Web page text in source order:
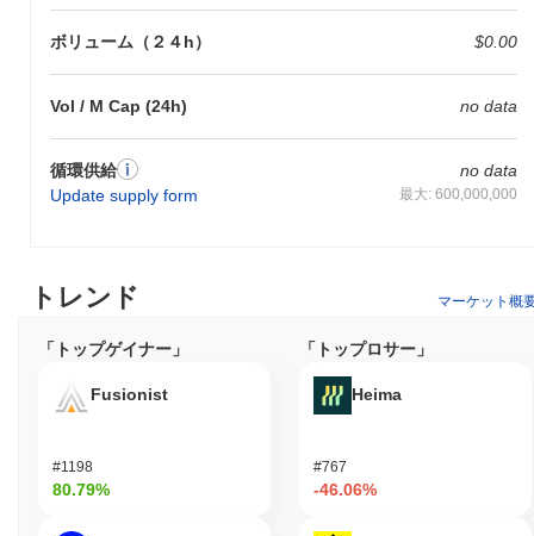
ボリューム（２４h） $0.00
Vol / M Cap (24h) no data
循環供給
Update supply form
no data
最大: 600,000,000
ーザーデータの機密性を確保しています。エコシステムは、主要
な金融機関やテクノロジー企業との戦略的パートナーシップによ
を促進するための包括的なSDKやツールが提供されています。こ
途で安全なプラットフォームとして確立します。
Weecoins Premiumで何ができますか？
ティトークンとして機能し、ユーザーが価値を送信したり、プラ
ットフォーム上の分散型アプリケーション（dApps）と相互作用
テーキングすることでネットワークのセキュリティに参加でき、
報酬を得たりネットワークの運営を支援したりすることができま
す。さらに、WCPの保有者は、プラットフォームの将来の開発に
と強化のためのツールや統合を提供し、エコシステム内でトーク
ンの機能を活用します。プラットフォームは、WCPを特定の目的
トレンド マーケット概
「トップゲイナー」
Fusionist
#1198
80.79%
「トップロサー」
Heima
#767
-46.06%